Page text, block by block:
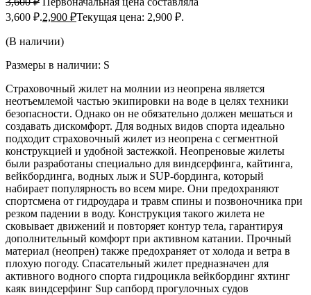
3,600 ₽.2,900 ₽Текущая цена: 2,900 ₽.
(В наличии)
Размеры в наличии: S
Страховочный жилет на молнии из неопрена является
неотъемлемой частью экипировки на воде в целях техники
безопасности. Однако он не обязательно должен мешаться и
создавать дискомфорт. Для водных видов спорта идеально
подходит страховочный жилет из неопрена с сегментной
конструкцией и удобной застежкой. Неопреновые жилеты
были разработаны специально для виндсерфинга, кайтинга,
вейкбординга, водных лыж и SUP-бординга, который
набирает популярность во всем мире. Они предохраняют
спортсмена от гидроудара и травм спины и позвоночника при
резком падении в воду. Конструкция такого жилета не
сковывает движений и повторяет контур тела, гарантируя
дополнительный комфорт при активном катании. Прочный
материал (неопрен) также предохраняет от холода и ветра в
плохую погоду. Спасательный жилет предназначен для
активного водного спорта гидроцикла вейкбординг яхтинг
каяк виндсерфинг Sup сапборд прогулочных судов